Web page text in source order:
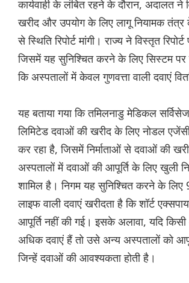
कार्यवाही के लंबित रहने के दौरान, अदालत
खरीद और उपयोग के लिए लागू नियामक
से स्थिति रिपोर्ट मांगी। राज्य ने विस्तृत
जिसमें यह सुनिश्चित करने के लिए सिस्टम पर
कि अस्पतालों में केवल गुणवत्ता वाली दवाएं
यह बताया गया कि तमिलनाडु मेडिकल सर्विसेज
लिमिटेड दवाओं की खरीद के लिए नोडल
कर रहा है, जिसमें निर्माताओं से दवाओं की
अस्पतालों में दवाओं की आपूर्ति के लिए खुली
शामिल है। निगम यह सुनिश्चित करने के
लाइफ वाली दवाएं खरीदता है कि शॉर्ट
आपूर्ति नहीं की गई। इसके अलावा, यदि
अधिक दवाएं हैं तो उसे अन्य अस्पतालों को
जिन्हें दवाओं की आवश्यकता होती है।